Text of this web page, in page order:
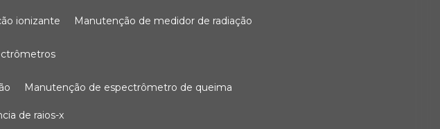
ionizante manutenção de medidor de radiação
manutenção de espectrômetro de queima
de raios-x